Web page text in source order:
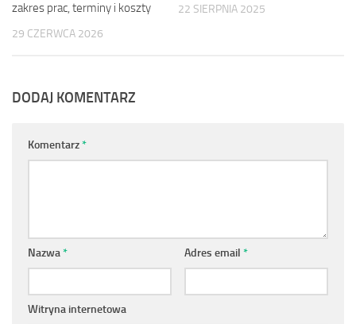
zakres prac, terminy i koszty
29 CZERWCA 2026
22 SIERPNIA 2025
DODAJ KOMENTARZ
Komentarz*
Nazwa* Adres email *
Witryna internetowa